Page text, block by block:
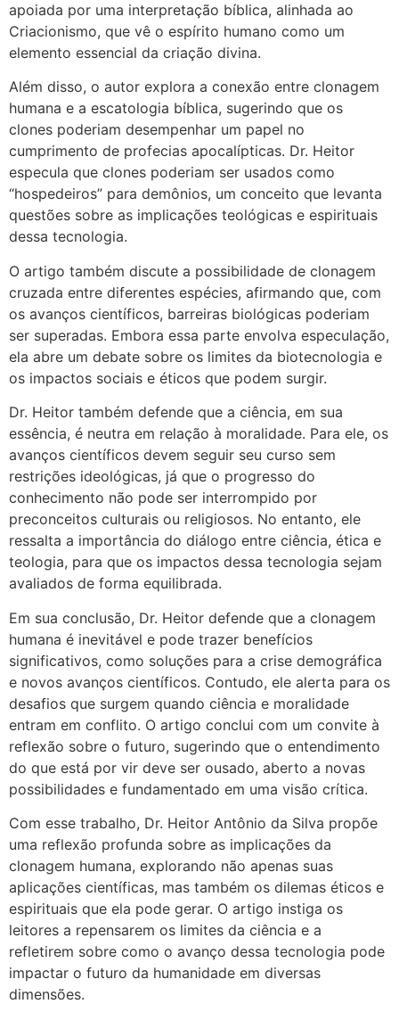
apoiada por uma interpretação bíblica, alinhada ao
Criacionismo, que vê o espírito humano como um
elemento essencial da criação divina.
Além disso, o autor explora a conexão entre clonagem
humana e a escatologia bíblica, sugerindo que os
clones poderiam desempenhar um papel no
cumprimento de profecias apocalípticas. Dr. Heitor
especula que clones poderiam ser usados como
“hospedeiros” para demônios, um conceito que levanta
questões sobre as implicações teológicas e espirituais
dessa tecnologia.
O artigo também discute a possibilidade de clonagem
cruzada entre diferentes espécies, afirmando que, com
os avanços científicos, barreiras biológicas poderiam
ser superadas. Embora essa parte envolva especulação,
ela abre um debate sobre os limites da biotecnologia e
os impactos sociais e éticos que podem surgir.
Dr. Heitor também defende que a ciência, em sua
essência, é neutra em relação à moralidade. Para ele, os
avanços científicos devem seguir seu curso sem
restrições ideológicas, já que o progresso do
conhecimento não pode ser interrompido por
preconceitos culturais ou religiosos. No entanto, ele
ressalta a importância do diálogo entre ciência, ética e
teologia, para que os impactos dessa tecnologia sejam
avaliados de forma equilibrada.
Em sua conclusão, Dr. Heitor defende que a clonagem
humana é inevitável e pode trazer benefícios
significativos, como soluções para a crise demográfica
e novos avanços científicos. Contudo, ele alerta para os
desafios que surgem quando ciência e moralidade
entram em conflito. O artigo conclui com um convite à
reflexão sobre o futuro, sugerindo que o entendimento
do que está por vir deve ser ousado, aberto a novas
possibilidades e fundamentado em uma visão crítica.
Com esse trabalho, Dr. Heitor Antônio da Silva propõe
uma reflexão profunda sobre as implicações da
clonagem humana, explorando não apenas suas
aplicações científicas, mas também os dilemas éticos e
espirituais que ela pode gerar. O artigo instiga os
leitores a repensarem os limites da ciência e a
refletirem sobre como o avanço dessa tecnologia pode
impactar o futuro da humanidade em diversas
dimensões.